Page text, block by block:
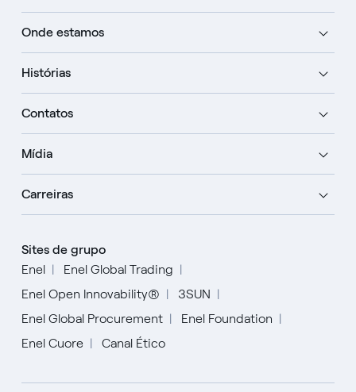
Onde estamos
Histórias
Contatos
Mídia
Carreiras
Sites de grupo
Enel
Enel Global Trading
Enel Open Innovability®
3SUN
Enel Global Procurement
Enel Foundation
Enel Cuore
Canal Ético